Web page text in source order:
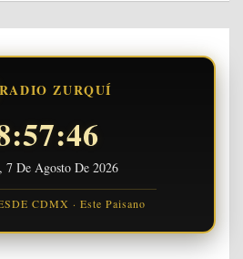
ZURQUÍ
7 De Agosto De 2026
CDMX · Este Paisano